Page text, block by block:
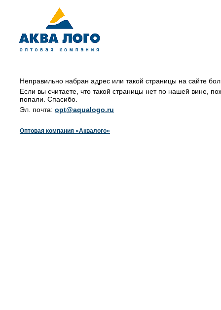
Неправильно набран адрес или такой страницы на сайте
Если вы считаете, что такой страницы нет по нашей вине,
попали. Спасибо.
Эл. почта: opt@aqualogo.ru
Оптовая компания «Аквалого»